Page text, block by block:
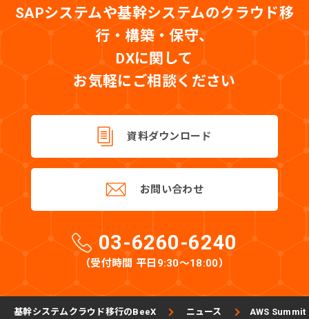
SAPシステムや基幹システムのクラウド移
行・構築・保守、
DXに関して
お気軽にご相談ください
資料ダウンロード
お問い合わせ
03-6260-6240
（受付時間 平日9:30〜18:00）
基幹システムクラウド移行のBeeX ニュース AWS Summit